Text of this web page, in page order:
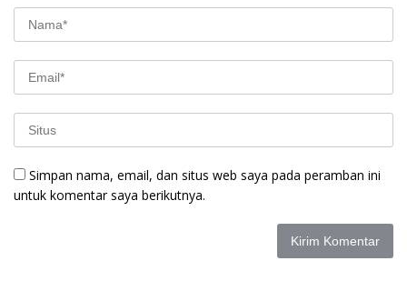
Simpan nama, email, dan situs web saya pada peramban ini
untuk komentar saya berikutnya.